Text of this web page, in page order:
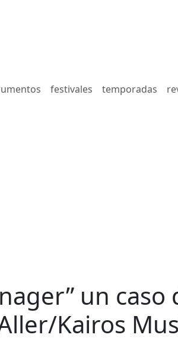
festivales temporadas
un caso
Kairos